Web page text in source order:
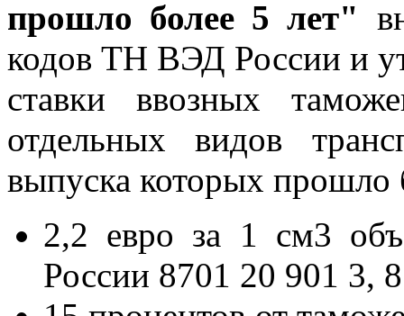
прошло более 5 лет"
кодов ТН ВЭД России и
ставки ввозных
отдельных видов
выпуска которых прошло
2,2 евро за 1 см3
России 8701 20 901 3,